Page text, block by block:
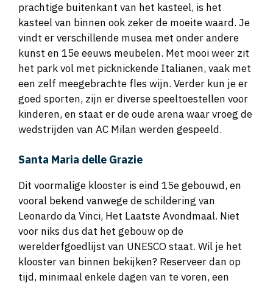
prachtige buitenkant van het kasteel, is het
kasteel van binnen ook zeker de moeite waard. Je
vindt er verschillende musea met onder andere
kunst en 15e eeuws meubelen. Met mooi weer zit
het park vol met picknickende Italianen, vaak met
een zelf meegebrachte fles wijn. Verder kun je er
goed sporten, zijn er diverse speeltoestellen voor
kinderen, en staat er de oude arena waar vroeg de
wedstrijden van AC Milan werden gespeeld.
Santa Maria delle Grazie
Dit voormalige klooster is eind 15e gebouwd, en
vooral bekend vanwege de schildering van
Leonardo da Vinci, Het Laatste Avondmaal. Niet
voor niks dus dat het gebouw op de
werelderfgoedlijst van UNESCO staat. Wil je het
klooster van binnen bekijken? Reserveer dan op
tijd, minimaal enkele dagen van te voren, een